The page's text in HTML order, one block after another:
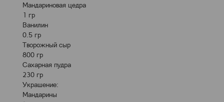
Мандариновая цедра
1 гр
Ванилин
0.5 гр
Творожный сыр
800 гр
Сахарная пудра
230 гр
Украшение:
Мандарины